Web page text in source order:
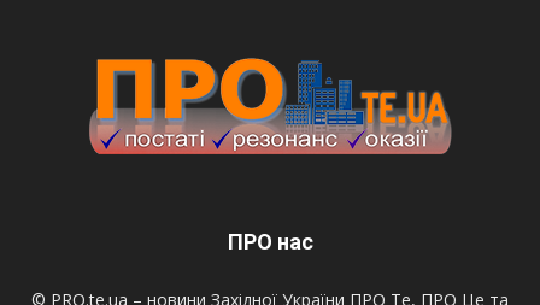
ПРО нас
© PRO.te.ua – новини Західної України ПРО Те, ПРО Це та